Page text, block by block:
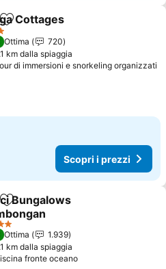
Aggiungi ai preferiti
Cottages
Ottima
720
km dalla spiaggia
di immersioni e snorkeling organizzati
Scopri i prezzi
Aggiungi ai preferiti
Bungalows
Ottima
1.939
km dalla spiaggia
fronte oceano